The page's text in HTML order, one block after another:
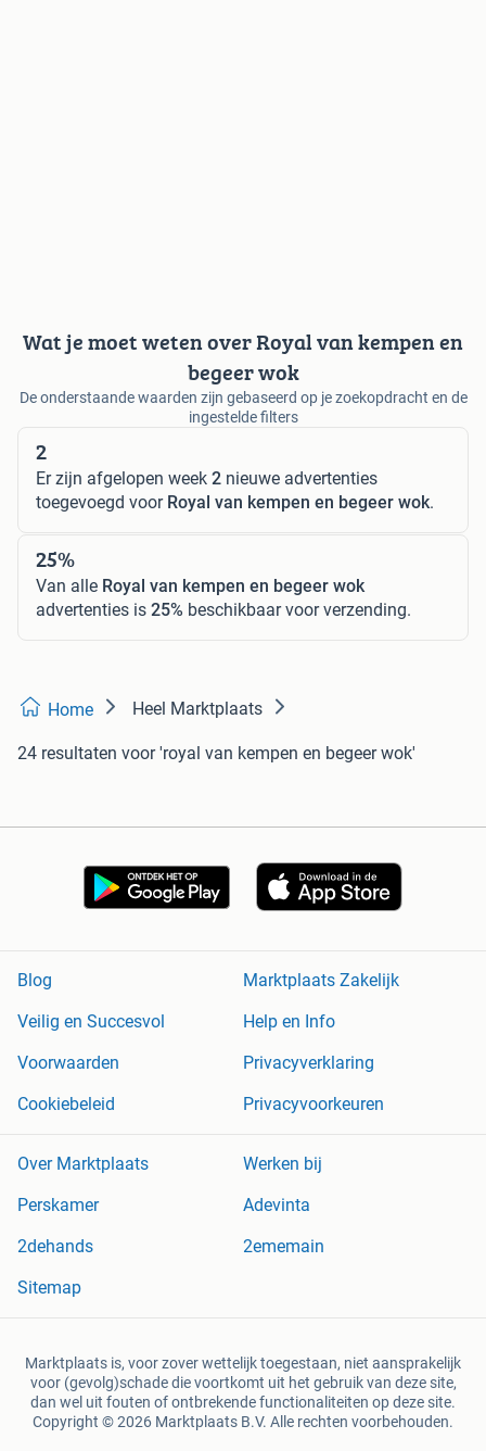
Wat je moet weten over Royal van kempen en
begeer wok
De onderstaande waarden zijn gebaseerd op je zoekopdracht en de
ingestelde filters
2
Er zijn afgelopen week 2 nieuwe advertenties
toegevoegd voor Royal van kempen en begeer wok.
25%
Van alle Royal van kempen en begeer wok
advertenties is 25% beschikbaar voor verzending.
Home Heel Marktplaats
24 resultaten voor 'royal van kempen en begeer wok'
Blog
Marktplaats Zakelijk
Veilig en Succesvol
Help en Info
Voorwaarden
Privacyverklaring
Cookiebeleid
Privacyvoorkeuren
Over Marktplaats
Werken bij
Perskamer
Adevinta
2dehands
2ememain
Sitemap
Marktplaats is, voor zover wettelijk toegestaan, niet aansprakelijk
voor (gevolg)schade die voortkomt uit het gebruik van deze site,
dan wel uit fouten of ontbrekende functionaliteiten op deze site.
Copyright © 2026 Marktplaats B.V. Alle rechten voorbehouden.